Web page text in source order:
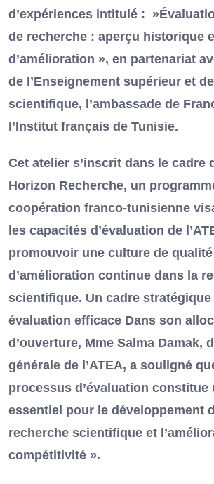
d’expériences intitulé :
de recherche : aperçu historique
d’amélioration », en partenariat
de l’Enseignement supérieur et
scientifique, l’ambassade de
l’Institut français de Tunisie.
Cet atelier s’inscrit dans le cadre
Horizon Recherche, un
coopération franco-tunisienne
les capacités d’évaluation de
promouvoir une culture de
d’amélioration continue dans la
scientifique. Un cadre
évaluation efficace Dans son
d’ouverture, Mme Salma Damak,
générale de l’ATEA, a souligné
processus d’évaluation constitue
essentiel pour le développement
recherche scientifique et
compétitivité ».